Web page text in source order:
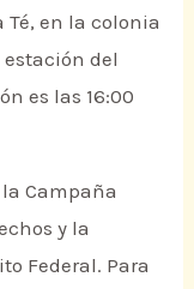
en la colonia
del
es las 16:00
Campaña
y la
Federal. Para